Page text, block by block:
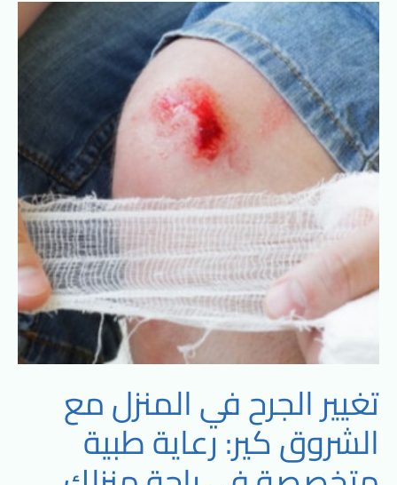
تغيير الجرح في المنزل مع
الشروق كير: رعاية طبية
تغيير
الجرح
في
المنزل
مع
الشروق
كير:
رعاية
طبية
متخصصة
في
منزلك